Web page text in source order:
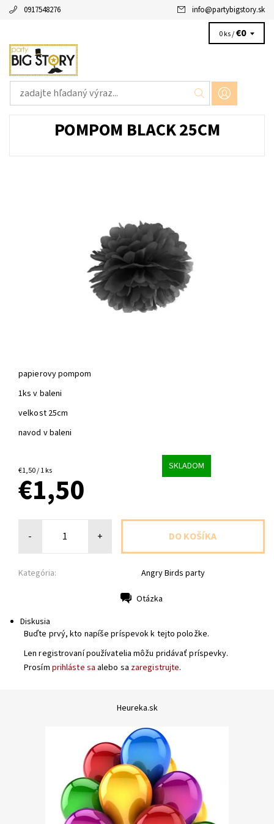
0917548276 info@partybigstory.sk
0 ks /€0
POMPOM BLACK 25CM
papierovy pompom
1ks v baleni
velkost 25cm
navod v baleni
€1,50 / 1 ks SKLADOM
€1,50
- +
Kategória: Angry Birds party
Otázka
Diskusia
Buďte prvý, kto napíše príspevok k tejto položke.
Len registrovaní používatelia môžu pridávať príspevky.
Prosím prihláste sa alebo sa zaregistrujte.
Heureka.sk